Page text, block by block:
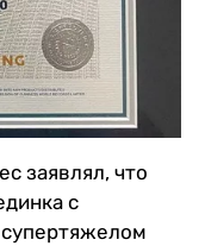
заявлял, что
с